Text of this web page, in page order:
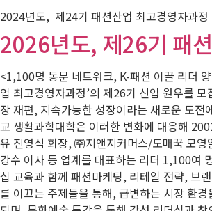
2024년도, 제24기 패션산업 최고경영자과
2026년도, 제26기 패
<1,100명 동문 네트워크, K-패션 이끌 리더
업 최고경영자과정’의 제26기 신입 원우를
장 재편, 지속가능한 성장이라는 새로운 도전
교 생활과학대학은 이러한 변화에 대응해
유 진영식 회장, ㈜지앤지커머스/도매꾹 모영
강수 이사 등 업계를 대표하는 리더 1,100여
십 교육과 함께 패션마케팅, 리테일 전략, 브
를 이끄는 주제들을 통해, 급변하는 시장 환